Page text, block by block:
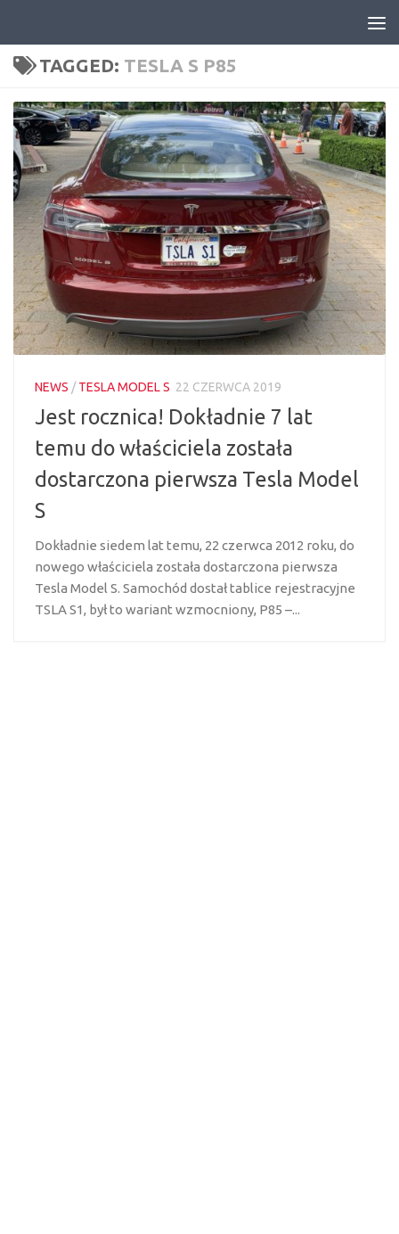
TAGGED: TESLA S P85
NEWS /TESLA MODEL S 22 CZERWCA 2019
Jest rocznica! Dokładnie 7 lat
temu do właściciela została
dostarczona pierwsza Tesla Model
S
Dokładnie siedem lat temu, 22 czerwca 2012 roku, do
nowego właściciela została dostarczona pierwsza
Tesla Model S. Samochód dostał tablice rejestracyjne
TSLA S1, był to wariant wzmocniony, P85 –...